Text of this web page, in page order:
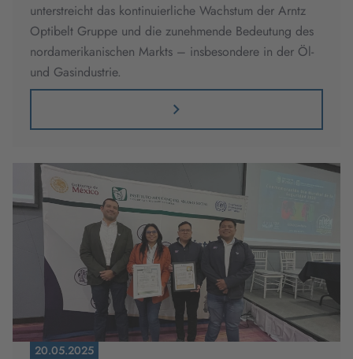
unterstreicht das kontinuierliche Wachstum der Arntz
Optibelt Gruppe und die zunehmende Bedeutung des
nordamerikanischen Markts – insbesondere in der Öl-
und Gasindustrie.
20.05.2025